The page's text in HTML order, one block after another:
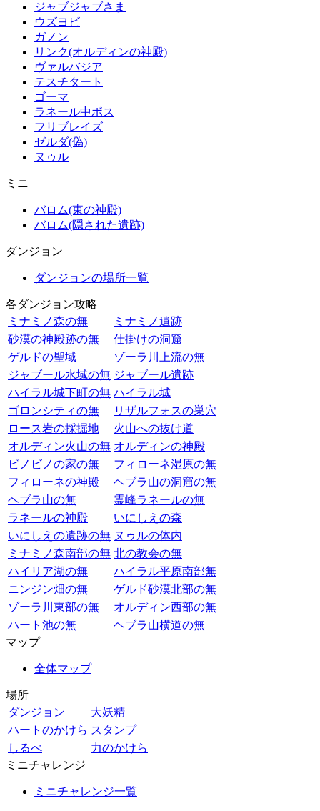
ジャブジャブさま
ウズヨビ
ガノン
リンク(オルディンの神殿)
ヴァルバジア
テスチタート
ゴーマ
ラネール中ボス
フリブレイズ
ゼルダ(偽)
ヌゥル
ミニ
バロム(東の神殿)
バロム(隠された遺跡)
ダンジョン
ダンジョンの場所一覧
各ダンジョン攻略
ミナミノ森の無
ミナミノ遺跡
砂漠の神殿跡の無
仕掛けの洞窟
ゲルドの聖域
ゾーラ川上流の無
ジャブール水域の無 ジャブール遺跡
ハイラル城下町の無 ハイラル城
ゴロンシティの無
リザルフォスの巣穴
ロース岩の採掘地
火山への抜け道
オルディン火山の無 オルディンの神殿
ビノビノの家の無
フィローネ湿原の無
フィローネの神殿
ヘブラ山の洞窟の無
ヘブラ山の無
霊峰ラネールの無
ラネールの神殿
いにしえの森
いにしえの遺跡の無 ヌゥルの体内
ミナミノ森南部の無 北の教会の無
ハイリア湖の無
ハイラル平原南部無
ニンジン畑の無
ゲルド砂漠北部の無
ゾーラ川東部の無
オルディン西部の無
ハート池の無
ヘブラ山横道の無
マップ
全体マップ
場所
ダンジョン
大妖精
ハートのかけら スタンプ
しるべ
力のかけら
ミニチャレンジ
ミニチャレンジ一覧